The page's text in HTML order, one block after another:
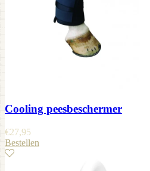
Cooling peesbeschermer
€27,95
Bestellen